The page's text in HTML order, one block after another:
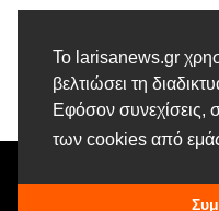
Το larisanews.gr
βελτιώσει τη
Εφόσον συνεχίσεις,
των cookies από
© Larisa
Αρ. Γεμή: